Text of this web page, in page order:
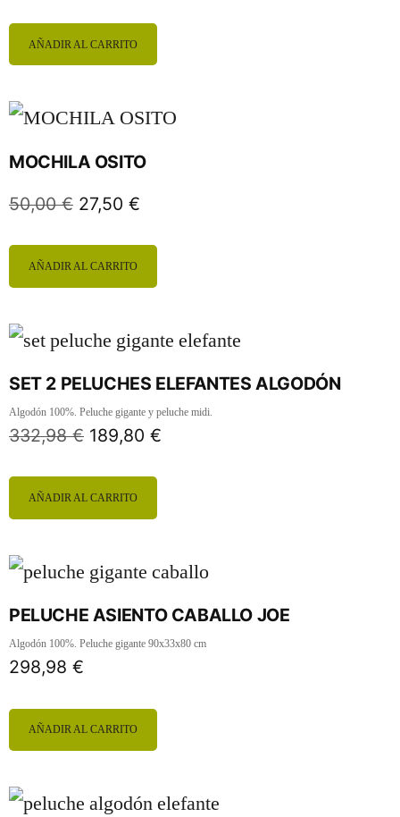
AÑADIR AL CARRITO
MOCHILA OSITO
50,00€ 27,50 €
AÑADIR AL CARRITO
SET 2 PELUCHES ELEFANTES ALGODÓN
Algodón 100%. Peluche gigante y peluche midi.
332,98€ 189,80 €
AÑADIR AL CARRITO
PELUCHE ASIENTO CABALLO JOE
Algodón 100%. Peluche gigante 90x33x80 cm
298,98 €
AÑADIR AL CARRITO